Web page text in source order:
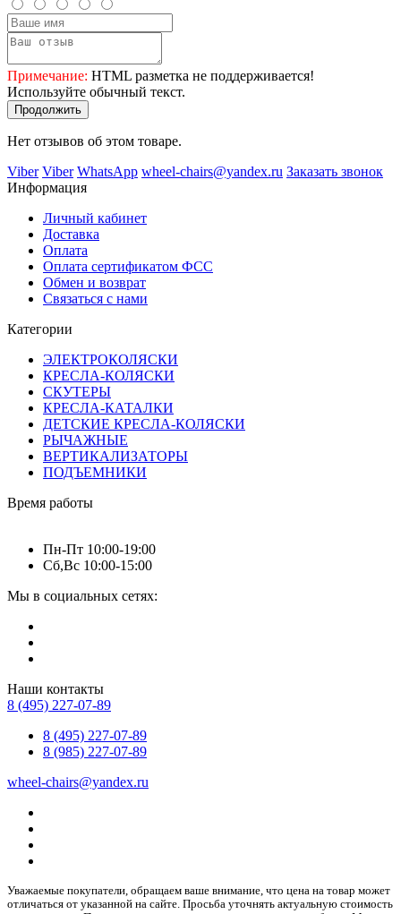
Примечание: HTML разметка не поддерживается!
Используйте обычный текст.
Продолжить
Нет отзывов об этом товаре.
Viber Viber WhatsApp wheel-chairs@yandex.ru Заказать звонок
Информация
Личный кабинет
Доставка
Оплата
Оплата сертификатом ФСС
Обмен и возврат
Связаться с нами
Категории
ЭЛЕКТРОКОЛЯСКИ
КРЕСЛА-КОЛЯСКИ
СКУТЕРЫ
КРЕСЛА-КАТАЛКИ
ДЕТСКИЕ КРЕСЛА-КОЛЯСКИ
РЫЧАЖНЫЕ
ВЕРТИКАЛИЗАТОРЫ
ПОДЪЕМНИКИ
Время работы
Пн-Пт 10:00-19:00
Сб,Вс 10:00-15:00
Мы в социальных сетях:
Наши контакты
8 (495) 227-07-89
8 (495) 227-07-89
8 (985) 227-07-89
wheel-chairs@yandex.ru
Уважаемые покупатели, обращаем ваше внимание, что цена на товар может
отличаться от указанной на сайте. Просьба уточнять актуальную стоимость